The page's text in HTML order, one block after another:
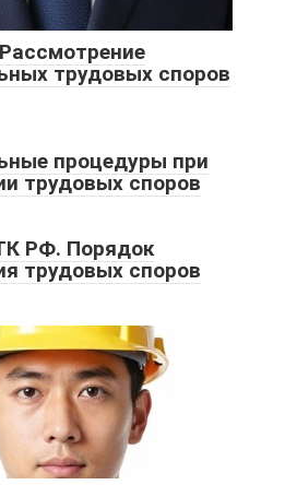
трудовых споров
процедуры при
трудовых споров
РФ. Порядок
трудовых споров